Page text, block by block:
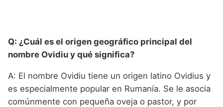
Q: ¿Cuál es el origen geográfico principal del
nombre Ovidiu y qué significa?
A: El nombre Ovidiu tiene un origen latino Ovidius y
es especialmente popular en Rumanía. Se le asocia
comúnmente con pequeña oveja o pastor, y por